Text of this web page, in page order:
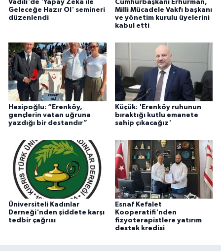
Vadili'de 'Yapay Zeka ile
Geleceğe Hazır Ol' semineri
düzenlendi
Cumhurbaşkanı Erhürman,
Milli Mücadele Vakfı başkanı
ve yönetim kurulu üyelerini
kabul etti
Hasipoğlu: “Erenköy,
gençlerin vatan uğruna
yazdığı bir destandır”
Küçük: 'Erenköy ruhunun
bıraktığı kutlu emanete
sahip çıkacağız'
Üniversiteli Kadınlar
Derneği'nden şiddete karşı
tedbir çağrısı
Esnaf Kefalet
Kooperatifi'nden
fizyoterapistlere yatırım
destek kredisi